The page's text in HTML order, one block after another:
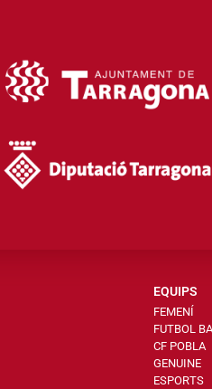
EQUIPS
FEMENÍ
FUTBOL
CF POBLA
GENUINE
ESPORTS